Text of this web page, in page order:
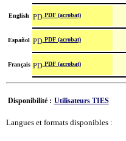
English PDF (acrobat)
Español PDF (acrobat)
Français PDF (acrobat)
Disponibilité : Utilisateurs TIES
Langues et formats disponibles :